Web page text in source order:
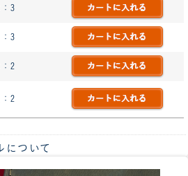
3
3
2
2
について